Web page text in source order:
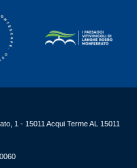
1 - 15011 Acqui Terme AL 15011